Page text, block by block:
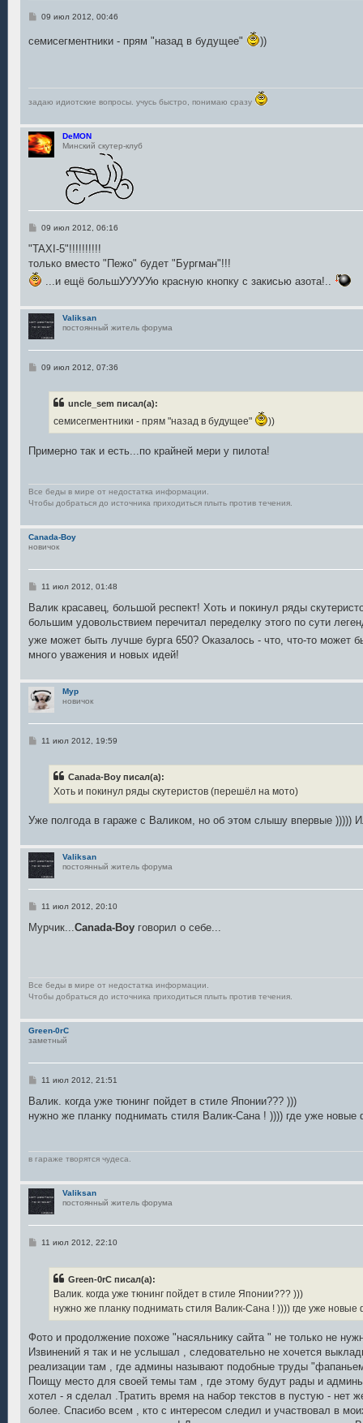
С
б
09 июл 2012, 00:46
семисегментники - прям "назад в будущее" ))
задаю идиотские вопросы. учусь быстро, понимаю сразу
DeMON
Минский скутер-клуб
С
о
щ
е
н
е
09 июл 2012, 06:16
"TAXI-5"!!!!!!!!!!
только вместо "Пежо" будет "Бургман"!!!
...и ещё большУУУУУю красную кнопку с закисью азота!..
Valiksan
постоянный житель форума
С09 июл 2012, 07:36
uncle_sem писал(а):
семисегментники - прям "назад в будущее" ))
Примерно так и есть...по крайней мери у пилота!
Все беды в мире от недостатка информации.
Чтобы добраться до источника приходиться плыть против течения.
Canada-Boy
новичок
С
о
щ
н
и
11 июл 2012, 01:48
Валик красавец, большой респект! Хоть и покинул ряды
большим удовольствием перечитал переделку этого по сути
уже может быть лучше бурга 650? Оказалось - что, что-то может
много уважения и новых идей!
Myp
новичок
С
е
11 июл 2012, 19:59
Canada-Boy писал(а):
Хоть и покинул ряды скутеристов (перешёл на мото)
Уже полгода в гараже с Валиком, но об этом слышу впервые )))))
Valiksan
постоянный житель форума
С
о
б
е
11 июл 2012, 20:10
Мурчик...Canada-Boy говорил о себе...
Все беды в мире от недостатка информации.
Чтобы добраться до источника приходиться плыть против течения.
Green-0rC
заметный
С
о
щ
е
11 июл 2012, 21:51
Валик. когда уже тюнинг пойдет в стиле Японии??? )))
нужно же планку поднимать стиля Валик-Сана ! )))) где уже новые
в гараже творятся чудеса.
Valiksan
постоянный житель форума
С11 июл 2012, 22:10
Green-0rC писал(а):
Валик. когда уже тюнинг пойдет в стиле Японии??? )))
нужно же планку поднимать стиля Валик-Сана ! )))) где уже новые
Фото и продолжение похоже "насяльнику сайта " не только не
Извинений я так и не услышал , следовательно не хочется
реализации там , где админы называют подобные труды
Поищу место для своей темы там , где этому будут рады и
хотел - я сделал .Тратить время на набор текстов в пустую - нет
более. Спасибо всем , кто с интересом следил и участвовал в